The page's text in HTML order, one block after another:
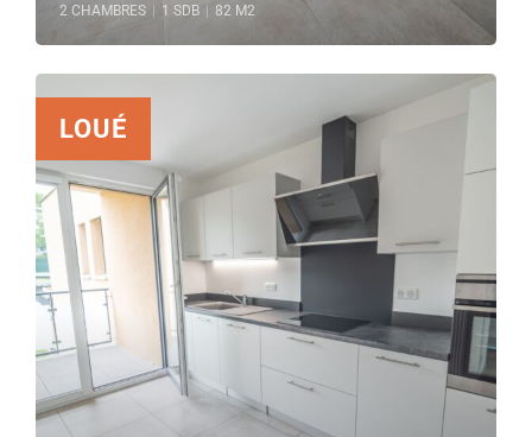
2 CHAMBRES 1 SDB 82 M2
LOUÉ